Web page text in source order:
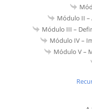
Módulo II –
Módulo III –
Módulo IV –
Módulo V –